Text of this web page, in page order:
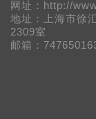
网址：http://
地址：上海市徐
2309室
邮箱：